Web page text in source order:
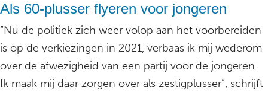
Als 60-plusser flyeren voor jongeren
“Nu de politiek zich weer volop aan het voorbereiden
is op de verkiezingen in 2021, verbaas ik mij wederom
over de afwezigheid van een partij voor de jongeren.
Ik maak mij daar zorgen over als zestigplusser”, schrijft